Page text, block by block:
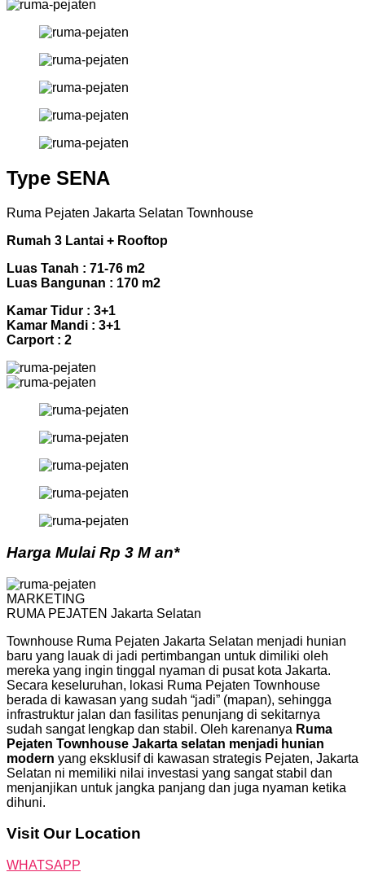
Type SENA
Ruma Pejaten Jakarta Selatan Townhouse
Rumah 3 Lantai + Rooftop
Luas Tanah : 71-76 m2
Luas Bangunan : 170 m2
Kamar Tidur : 3+1
Kamar Mandi : 3+1
Carport : 2
Harga Mulai Rp 3 M an*
MARKETING
RUMA PEJATEN Jakarta Selatan
Townhouse Ruma Pejaten Jakarta Selatan menjadi hunian
baru yang lauak di jadi pertimbangan untuk dimiliki oleh
mereka yang ingin tinggal nyaman di pusat kota Jakarta.
Secara keseluruhan, lokasi Ruma Pejaten Townhouse
berada di kawasan yang sudah “jadi” (mapan), sehingga
infrastruktur jalan dan fasilitas penunjang di sekitarnya
sudah sangat lengkap dan stabil. Oleh karenanya Ruma
Pejaten Townhouse Jakarta selatan menjadi hunian
modern yang eksklusif di kawasan strategis Pejaten, Jakarta
Selatan ni memiliki nilai investasi yang sangat stabil dan
menjanjikan untuk jangka panjang dan juga nyaman ketika
dihuni.
Visit Our Location
WHATSAPP